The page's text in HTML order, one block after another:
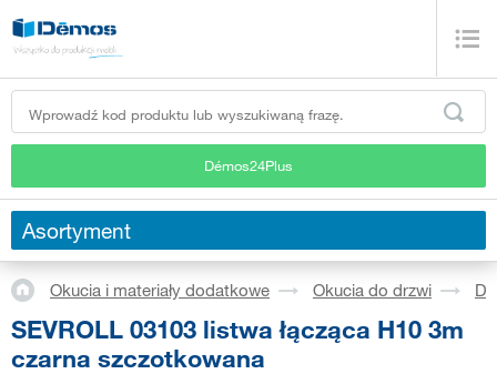
Démos24Plus
Asortyment
Okucia i materiały dodatkowe Okucia do drzwi
SEVROLL 03103 listwa łącząca H10 3m
czarna szczotkowana